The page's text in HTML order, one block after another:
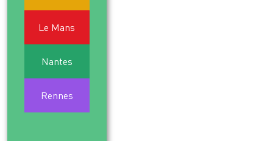
16171819202122
Le Mans
Nantes
Rennes